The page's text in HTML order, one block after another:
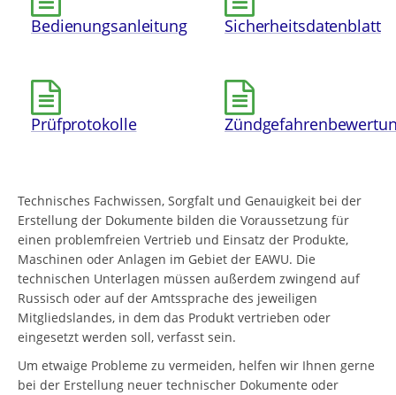
Bedienungsanleitung Sicherheitsdatenblatt
Prüfprotokolle
Technisches Fachwissen, Sorgfalt und Genauigkeit bei der
Erstellung der Dokumente bilden die Voraussetzung für
einen problemfreien Vertrieb und Einsatz der Produkte,
Maschinen oder Anlagen im Gebiet der EAWU. Die
technischen Unterlagen müssen außerdem zwingend auf
Russisch oder auf der Amtssprache des jeweiligen
Mitgliedslandes, in dem das Produkt vertrieben oder
eingesetzt werden soll, verfasst sein.
Um etwaige Probleme zu vermeiden, helfen wir Ihnen gerne
bei der Erstellung neuer technischer Dokumente oder